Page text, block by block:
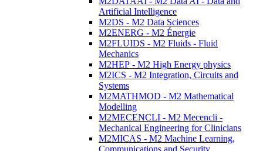
Artificial Intelligence
M2DS - M2 Data Sciences
M2ENERG - M2 Énergie
M2FLUIDS - M2 Fluids - Fluid
Mechanics
M2HEP - M2 High Energy physics
M2ICS - M2 Integration, Circuits and
Systems
M2MATHMOD - M2 Mathematical
Modelling
M2MECENCLI - M2 Mecencli -
Mechanical Engineering for Clinicians
M2MICAS - M2 Machine Learning,
Communications and Security